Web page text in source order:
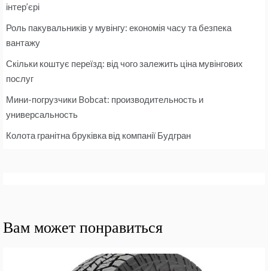
інтер’єрі
Роль пакувальників у мувінгу: економія часу та безпека
вантажу
Скільки коштує переїзд: від чого залежить ціна мувінгових
послуг
Мини-погрузчики Bobcat: производительность и
универсальность
Колота гранітна бруківка від компанії Будгран
Вам может понравиться